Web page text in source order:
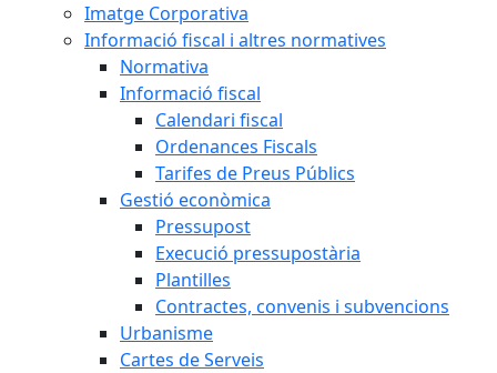
Imatge Corporativa
Informació fiscal i altres normatives
Normativa
Informació fiscal
Calendari fiscal
Ordenances Fiscals
Tarifes de Preus Públics
Gestió econòmica
Pressupost
Execució pressupostària
Plantilles
Contractes, convenis i subvencions
Urbanisme
Cartes de Serveis